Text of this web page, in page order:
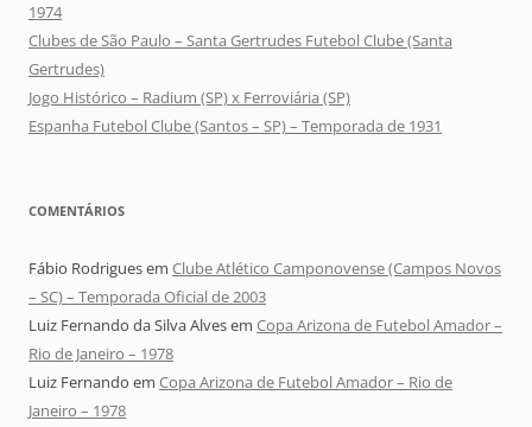
1974
Clubes de São Paulo – Santa Gertrudes Futebol Clube (Santa
Gertrudes)
Jogo Histórico – Radium (SP) x Ferroviária (SP)
Espanha Futebol Clube (Santos – SP) – Temporada de 1931
COMENTÁRIOS
Fábio Rodriguesem Clube Atlético Camponovense (Campos Novos
– SC) – Temporada Oficial de 2003
Luiz Fernando da Silva Alvesem Copa Arizona de Futebol Amador –
Rio de Janeiro – 1978
Luiz Fernando em Copa Arizona de Futebol Amador – Rio de
Janeiro – 1978